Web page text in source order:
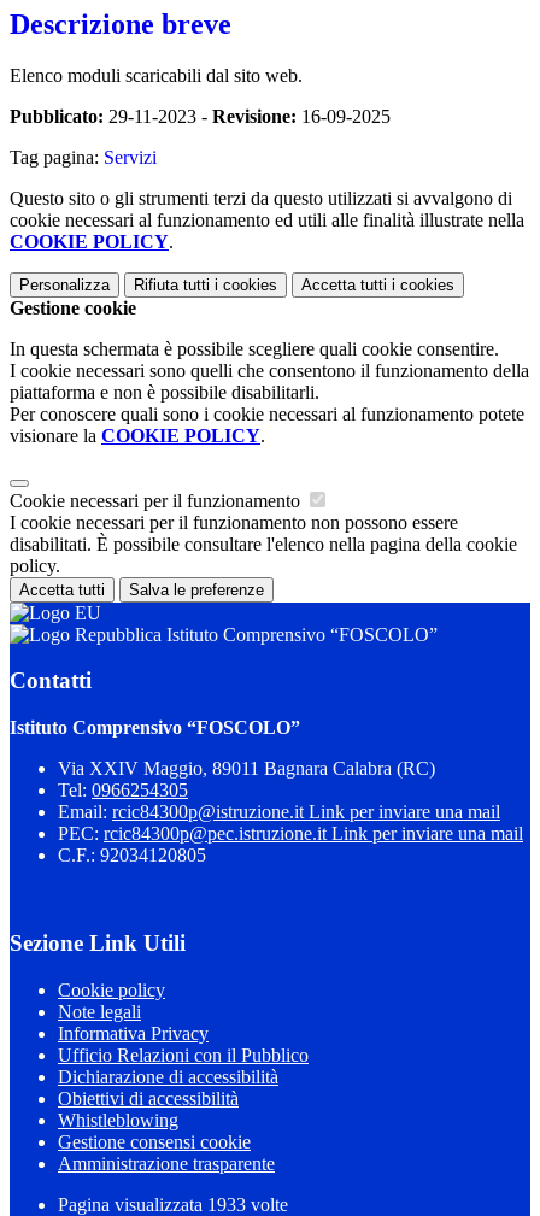
Descrizione breve
Elenco moduli scaricabili dal sito web.
Pubblicato: 29-11-2023 - Revisione: 16-09-2025
Tag pagina: Servizi
Questo sito o gli strumenti terzi da questo utilizzati si avvalgono di
cookie necessari al funzionamento ed utili alle finalità illustrate nella
COOKIE POLICY.
Personalizza Rifiuta tutti i cookies Accetta tutti i cookies
Gestione cookie
In questa schermata è possibile scegliere quali cookie consentire.
I cookie necessari sono quelli che consentono il funzionamento della
piattaforma e non è possibile disabilitarli.
Per conoscere quali sono i cookie necessari al funzionamento potete
visionare la COOKIE POLICY.
Cookie necessari per il funzionamento
I cookie necessari per il funzionamento non possono essere
disabilitati. È possibile consultare l'elenco nella pagina della cookie
policy.
Accetta tutti Salva le preferenze
Istituto Comprensivo “FOSCOLO”
Contatti
Istituto Comprensivo “FOSCOLO”
Via XXIV Maggio, 89011 Bagnara Calabra (RC)
Tel: 0966254305
Email: rcic84300p@istruzione.it Link per inviare una mail
PEC: rcic84300p@pec.istruzione.it Link per inviare una mail
C.F.: 92034120805
Sezione Link Utili
Cookie policy
Note legali
Informativa Privacy
Ufficio Relazioni con il Pubblico
Dichiarazione di accessibilità
Obiettivi di accessibilità
Whistleblowing
Gestione consensi cookie
Amministrazione trasparente
Pagina visualizzata 1933 volte